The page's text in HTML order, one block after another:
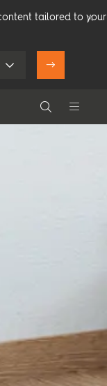
tailored to your
Search